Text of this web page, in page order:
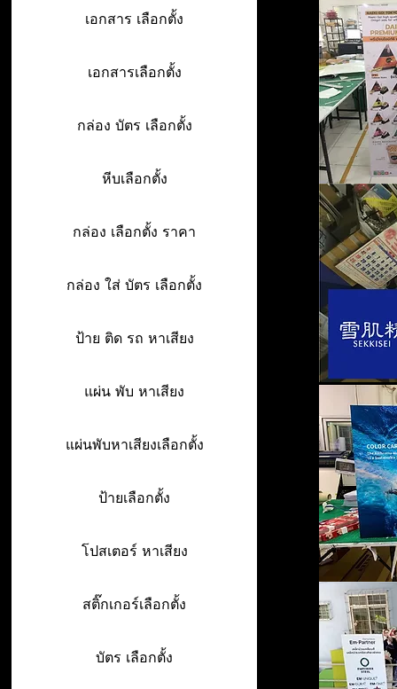
เอกสาร เลือกตั้ง
เอกสารเลือกตั้ง
กล่อง บัตร เลือกตั้ง
หีบเลือกตั้ง
กล่อง เลือกตั้ง ราคา
กล่อง ใส่ บัตร เลือกตั้ง
ป้าย ติด รถ หาเสียง
แผ่น พับ หาเสียง
แผ่นพับหาเสียงเลือกตั้ง
ป้ายเลือกตั้ง
โปสเตอร์ หาเสียง
สติ๊กเกอร์เลือกตั้ง
บัตร เลือกตั้ง